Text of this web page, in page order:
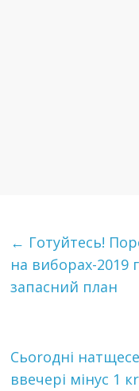
← Готуйтесь!
на виборах-2019
запасний план
Сьоrодні
ввечері мінус 1